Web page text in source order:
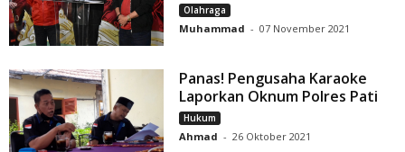
Olahraga
Muhammad - 07 November 2021
Panas! Pengusaha Karaoke
Laporkan Oknum Polres Pati
Hukum
Ahmad - 26 Oktober 2021